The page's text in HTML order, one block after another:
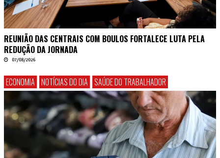
REUNIÃO DAS CENTRAIS COM BOULOS FORTALECE LUTA PELA
REDUÇÃO DA JORNADA
07/08/2026
ECONOMIA NOTÍCIAS DO DIA SAÚDE DO TRABALHADOR